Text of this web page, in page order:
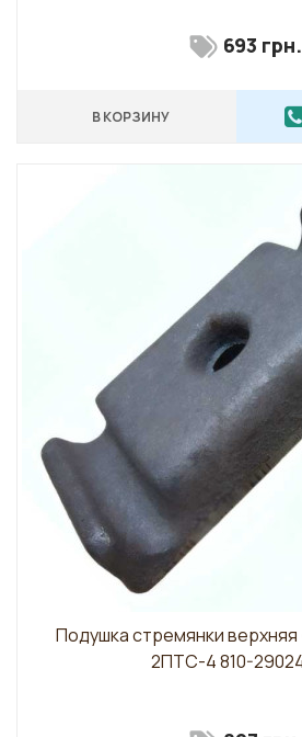
693 грн.
В КОРЗИНУ
Подушка стремянки
2ПТС-4 810-